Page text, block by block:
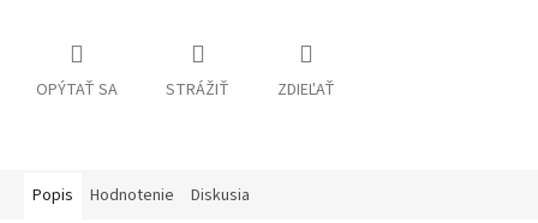
OPÝTAŤ SA STRÁŽIŤ ZDIEĽAŤ
Popis Hodnotenie Diskusia